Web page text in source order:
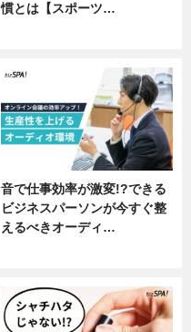
慣とは【スポーツ…
音で仕事効率が激変!?できる
ビジネスパーソンが今すぐ整
えるべきオーディ…